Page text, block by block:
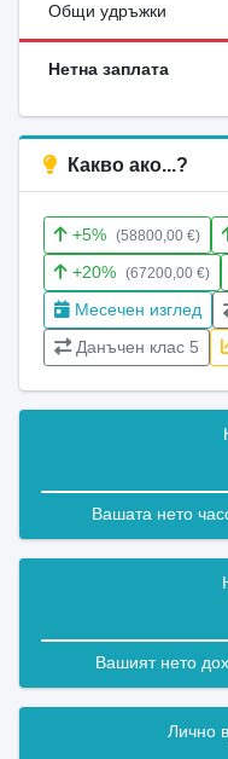
Общи удръжки
Нетна заплата
Какво ако...?
+5% (58800,00 €)
+20% (67200,00 €)
Месечен изглед
Данъчен клас 5
Вашата нето
Вашият нето
Лично